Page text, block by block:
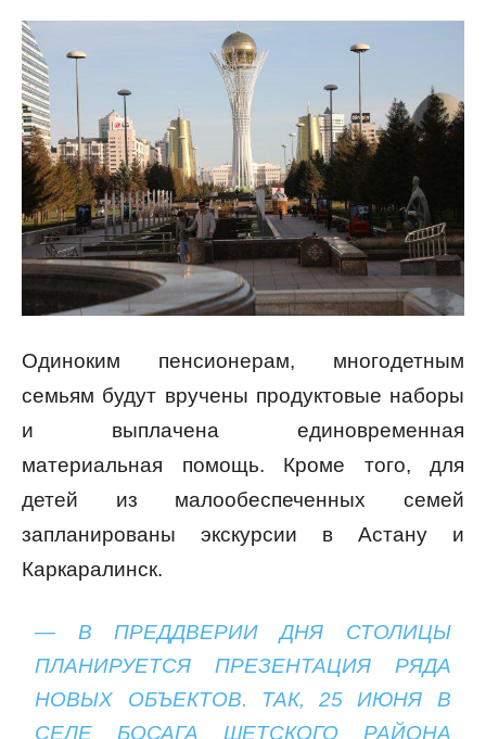
Одиноким пенсионерам, многодетным
семьям будут вручены продуктовые наборы
и выплачена единовременная
материальная помощь. Кроме того, для
детей из малообеспеченных семей
запланированы экскурсии в Астану и
Каркаралинск.
— В ПРЕДДВЕРИИ ДНЯ СТОЛИЦЫ
ПЛАНИРУЕТСЯ ПРЕЗЕНТАЦИЯ РЯДА
НОВЫХ ОБЪЕКТОВ. ТАК, 25 ИЮНЯ В
СЕЛЕ БОСАГА ШЕТСКОГО РАЙОНА